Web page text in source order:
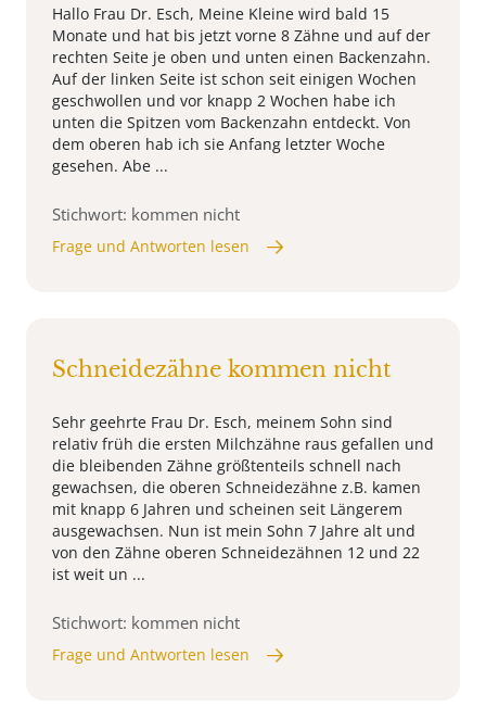
Hallo Frau Dr. Esch, Meine Kleine wird bald 15
Monate und hat bis jetzt vorne 8 Zähne und auf der
rechten Seite je oben und unten einen Backenzahn.
Auf der linken Seite ist schon seit einigen Wochen
geschwollen und vor knapp 2 Wochen habe ich
unten die Spitzen vom Backenzahn entdeckt. Von
dem oberen hab ich sie Anfang letzter Woche
gesehen. Abe ...
Stichwort: kommen nicht
Frage und Antworten lesen
Schneidezähne kommen nicht
Sehr geehrte Frau Dr. Esch, meinem Sohn sind
relativ früh die ersten Milchzähne raus gefallen und
die bleibenden Zähne größtenteils schnell nach
gewachsen, die oberen Schneidezähne z.B. kamen
mit knapp 6 Jahren und scheinen seit Längerem
ausgewachsen. Nun ist mein Sohn 7 Jahre alt und
von den Zähne oberen Schneidezähnen 12 und 22
ist weit un ...
Stichwort: kommen nicht
Frage und Antworten lesen